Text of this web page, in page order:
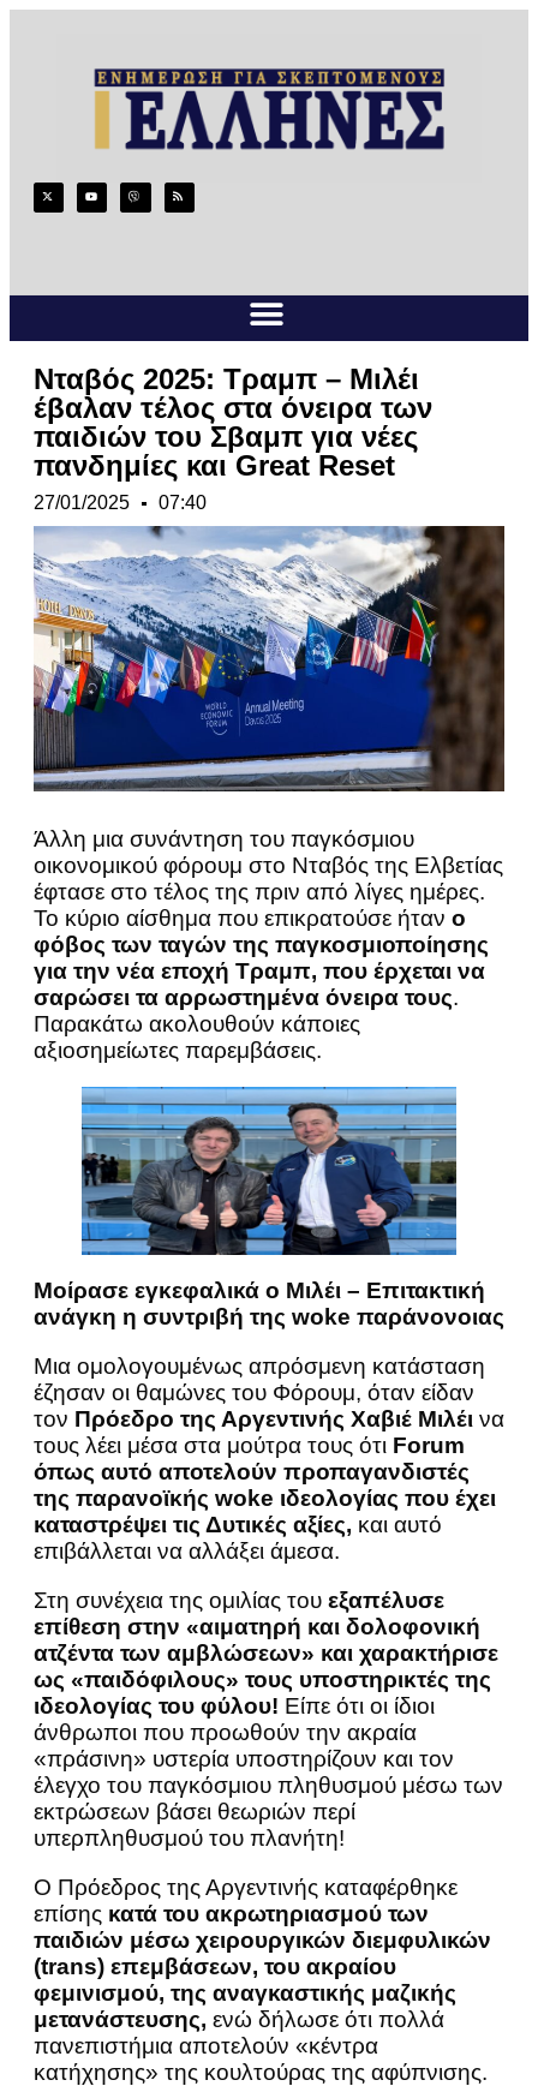
Νταβός 2025: Τραμπ – Μιλέι
έβαλαν τέλος στα όνειρα των
παιδιών του Σβαμπ για νέες
πανδημίες και Great Reset
27/01/2025 07:40
Άλλη μια συνάντηση του παγκόσμιου
οικονομικού φόρουμ στο Νταβός της Ελβετίας
έφτασε στο τέλος της πριν από λίγες ημέρες.
Το κύριο αίσθημα που επικρατούσε ήταν ο
φόβος των ταγών της παγκοσμιοποίησης
για την νέα εποχή Τραμπ, που έρχεται να
σαρώσει τα αρρωστημένα όνειρα τους.
Παρακάτω ακολουθούν κάποιες
αξιοσημείωτες παρεμβάσεις.
Μοίρασε εγκεφαλικά ο Μιλέι – Επιτακτική
ανάγκη η συντριβή της woke παράνονοιας
Μια ομολογουμένως απρόσμενη κατάσταση
έζησαν οι θαμώνες του Φόρουμ, όταν είδαν
τον Πρόεδρο της Αργεντινής Χαβιέ Μιλέι να
τους λέει μέσα στα μούτρα τους ότι Forum
όπως αυτό αποτελούν προπαγανδιστές
της παρανοϊκής woke ιδεολογίας που έχει
καταστρέψει τις Δυτικές αξίες, και αυτό
επιβάλλεται να αλλάξει άμεσα.
Στη συνέχεια της ομιλίας του εξαπέλυσε
επίθεση στην «αιματηρή και δολοφονική
ατζέντα των αμβλώσεων» και χαρακτήρισε
ως «παιδόφιλους» τους υποστηρικτές της
ιδεολογίας του φύλου! Είπε ότι οι ίδιοι
άνθρωποι που προωθούν την ακραία
«πράσινη» υστερία υποστηρίζουν και τον
έλεγχο του παγκόσμιου πληθυσμού μέσω των
εκτρώσεων βάσει θεωριών περί
υπερπληθυσμού του πλανήτη!
Ο Πρόεδρος της Αργεντινής καταφέρθηκε
επίσης κατά του ακρωτηριασμού των
παιδιών μέσω χειρουργικών διεμφυλικών
(trans) επεμβάσεων, του ακραίου
φεμινισμού, της αναγκαστικής μαζικής
μετανάστευσης, ενώ δήλωσε ότι πολλά
πανεπιστήμια αποτελούν «κέντρα
κατήχησης» της κουλτούρας της αφύπνισης.